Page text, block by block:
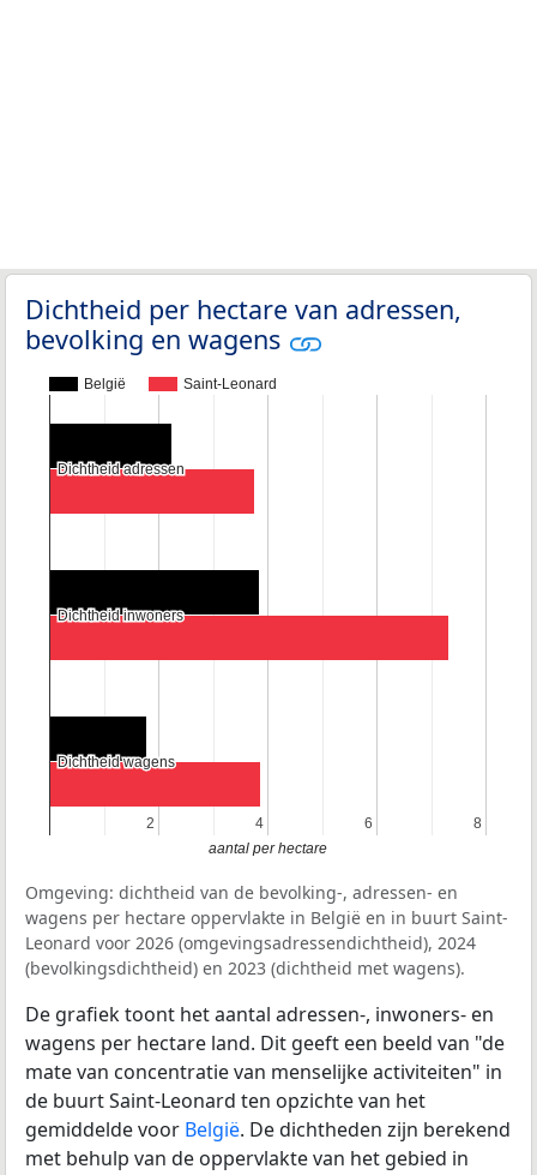
Dichtheid per hectare van adressen,
bevolking en wagens
België Saint-Leonard
2
2 4
4 6
6 8
8
Dichtheid adressen
Dichtheid adressen
Dichtheid inwoners
Dichtheid inwoners
Dichtheid wagens
Dichtheid wagens
aantal per hectare
Omgeving: dichtheid van de bevolking-, adressen- en
wagens per hectare oppervlakte in België en in buurt Saint-
Leonard voor 2026 (omgevingsadressendichtheid), 2024
(bevolkingsdichtheid) en 2023 (dichtheid met wagens).
De grafiek toont het aantal adressen-, inwoners- en
wagens per hectare land. Dit geeft een beeld van "de
mate van concentratie van menselijke activiteiten" in
de buurt Saint-Leonard ten opzichte van het
gemiddelde voor België. De dichtheden zijn berekend
met behulp van de oppervlakte van het gebied in